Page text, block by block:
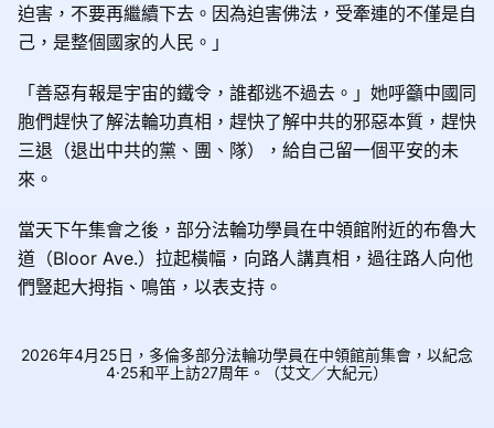
迫害，不要再繼續下去。因為迫害佛法，受牽連的不僅是自
己，是整個國家的人民。」
「善惡有報是宇宙的鐵令，誰都逃不過去。」她呼籲中國同
胞們趕快了解法輪功真相，趕快了解中共的邪惡本質，趕快
三退（退出中共的黨、團、隊），給自己留一個平安的未
來。
當天下午集會之後，部分法輪功學員在中領館附近的布魯大
道（Bloor Ave.）拉起橫幅，向路人講真相，過往路人向他
們豎起大拇指、鳴笛，以表支持。
2026年4月25日，多倫多部分法輪功學員在中領館前集會，以紀念
4·25和平上訪27周年。（艾文／大紀元）